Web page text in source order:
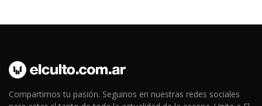
Compartimos tu pasión. Seguinos en nuestras redes sociales